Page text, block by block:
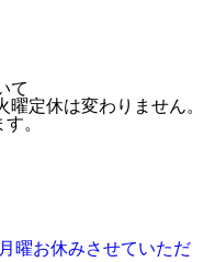
て
定休は変わりません。
。
曜お休みさせていただ